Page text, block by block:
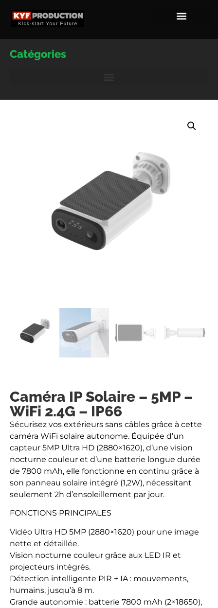
Catégories
Caméra IP Solaire – 5MP –
WiFi 2.4G – IP66
Sécurisez vos extérieurs sans câbles grâce à cette
caméra WiFi solaire autonome. Équipée d’un
capteur 5MP Ultra HD (2880×1620), d’une vision
nocturne couleur et d’une batterie longue durée
de 7800 mAh, elle fonctionne en continu grâce à
son panneau solaire intégré (1,2W), nécessitant
seulement 2h d’ensoleillement par jour.
FONCTIONS PRINCIPALES
Vidéo Ultra HD 5MP (2880×1620) pour une image
nette et détaillée.
Vision nocturne couleur grâce aux LED IR et
projecteurs intégrés.
Détection intelligente PIR + IA : mouvements,
humains, jusqu’à 8 m.
Grande autonomie : batterie 7800 mAh (2×18650),